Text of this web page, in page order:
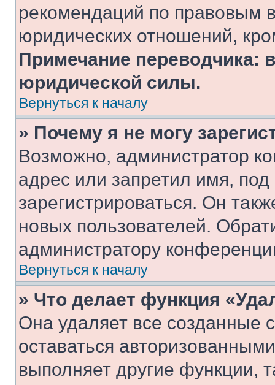
рекомендаций по правовым
юридических отношений,
Примечание переводчика:
юридической силы.
Вернуться к началу
» Почему я не могу
Возможно, администратор
адрес или запретил имя,
зарегистрироваться. Он
новых пользователей.
администратору
Вернуться к началу
» Что делает функция
Она удаляет все созданные
оставаться
выполняет другие функции,